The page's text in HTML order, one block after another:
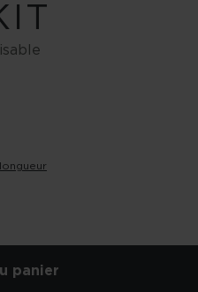
panier